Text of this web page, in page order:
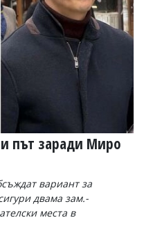
път заради Миро
вариант за
двама зам.-
места в